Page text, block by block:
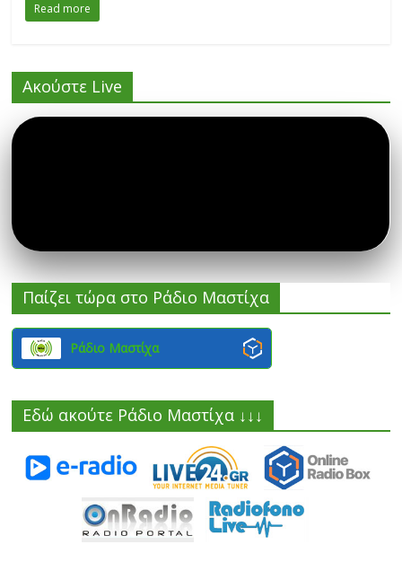
Read more
Ακούστε Live
Παίζει τώρα στο Ράδιο Μαστίχα
Ράδιο Μαστίχα
Εδώ ακούτε Ράδιο Μαστίχα ↓↓↓